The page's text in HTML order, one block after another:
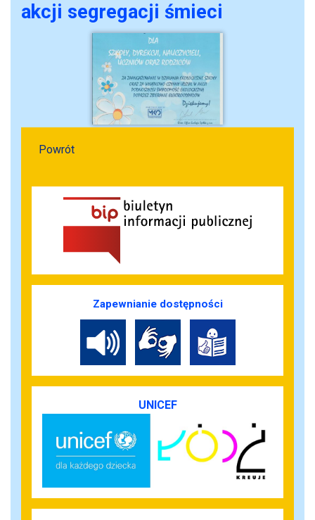
akcji segregacji śmieci
Powrót
Zapewnianie dostępności
UNICEF